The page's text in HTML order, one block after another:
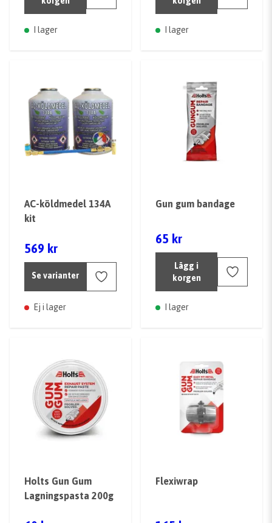
I lager I lager
AC-köldmedel 134A
kit
569 kr
Se varianter
Ej i lager
Gun gum bandage
65 kr
Lägg i
korgen
I lager
Holts Gun Gum
Lagningspasta 200g
Flexiwrap